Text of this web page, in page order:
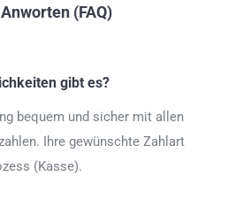
(FAQ)
gibt es?
bequem und sicher mit allen
Ihre gewünschte Zahlart
(Kasse).